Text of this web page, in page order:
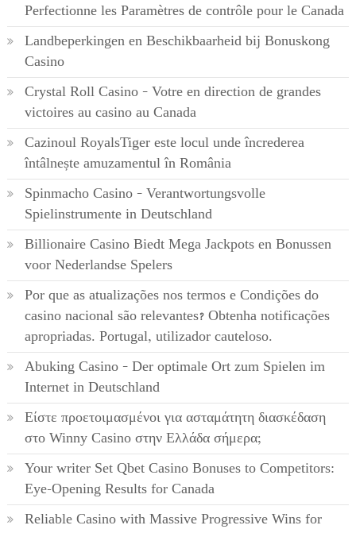
Perfectionne les Paramètres de contrôle pour le Canada
Landbeperkingen en Beschikbaarheid bij Bonuskong
Casino
Crystal Roll Casino – Votre en direction de grandes
victoires au casino au Canada
Cazinoul RoyalsTiger este locul unde încrederea
întâlnește amuzamentul în România
Spinmacho Casino – Verantwortungsvolle
Spielinstrumente in Deutschland
Billionaire Casino Biedt Mega Jackpots en Bonussen
voor Nederlandse Spelers
Por que as atualizações nos termos e Condições do
casino nacional são relevantes? Obtenha notificações
apropriadas. Portugal, utilizador cauteloso.
Abuking Casino – Der optimale Ort zum Spielen im
Internet in Deutschland
Είστε προετοιμασμένοι για ασταμάτητη διασκέδαση
στο Winny Casino στην Ελλάδα σήμερα;
Your writer Set Qbet Casino Bonuses to Competitors:
Eye-Opening Results for Canada
Reliable Casino with Massive Progressive Wins for